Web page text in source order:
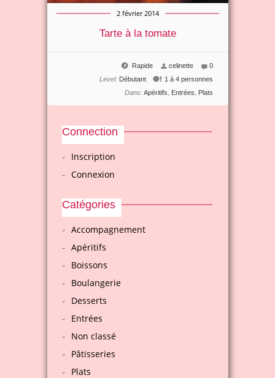
2 février 2014
Tarte à la tomate
0
celinette
Rapide
1 à 4 personnes
Level: Débutant
Dans: Apéritifs Entrées Plats
Connection
Inscription
Connexion
Catégories
Accompagnement
Apéritifs
Boissons
Boulangerie
Desserts
Entrées
Non classé
Pâtisseries
Plats